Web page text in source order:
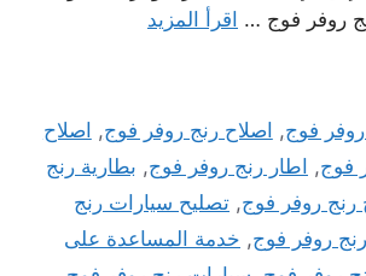
روفر فوج … اقرأ المزيد
فوج, اصلاح رنج روفر فوج, اصلاح
فوج, اطار رنج روفر فوج, بطارية رنج
رنج روفر فوج, تصليح سيارات رنج
رنج روفر فوج, خدمة المساعدة على